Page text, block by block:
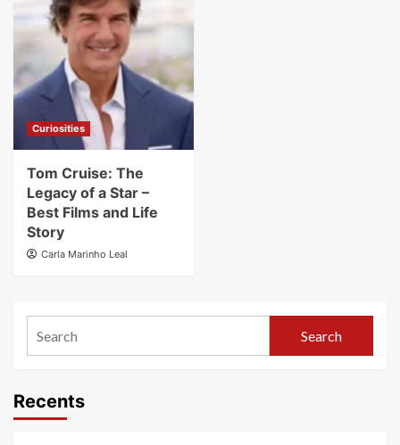
Curiosities
Tom Cruise: The
Legacy of a Star –
Best Films and Life
Story
Carla Marinho Leal
Search
Recents